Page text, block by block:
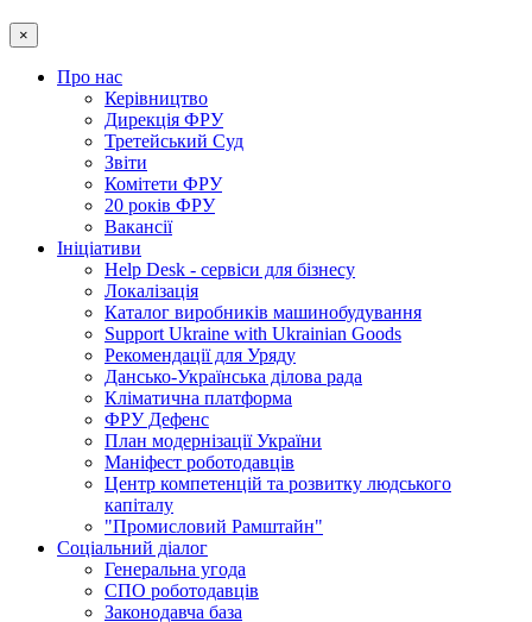
×
Про нас
Керівництво
Дирекція ФРУ
Третейський Суд
Звіти
Комітети ФРУ
20 років ФРУ
Вакансії
Ініціативи
Help Desk - сервіси для бізнесу
Локалізація
Каталог виробників машинобудування
Support Ukraine with Ukrainian Goods
Рекомендації для Уряду
Дансько-Українська ділова рада
Кліматична платформа
ФРУ Дефенс
План модернізації України
Маніфест роботодавців
Центр компетенцій та розвитку людського
капіталу
"Промисловий Рамштайн"
Соціальний діалог
Генеральна угода
СПО роботодавців
Законодавча база